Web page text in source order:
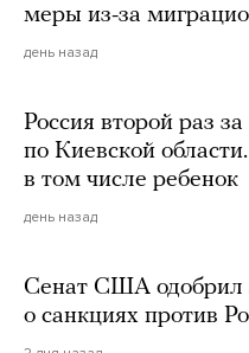
меры из-за
день назад
Россия второй раз
по Киевской
в том числе ребенок
день назад
Сенат США одобрил
о санкциях против